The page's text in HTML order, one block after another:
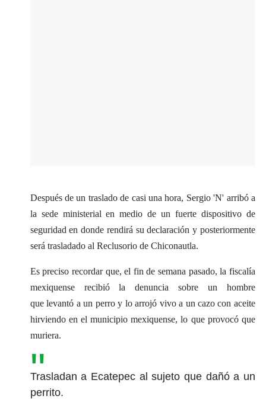
Después de un traslado de casi una hora, Sergio 'N' arribó a
la sede ministerial en medio de un fuerte dispositivo de
seguridad en donde rendirá su declaración y posteriormente
será trasladado al Reclusorio de Chiconautla.
Es preciso recordar que, el fin de semana pasado, la fiscalía
mexiquense recibió la denuncia sobre un hombre
que levantó a un perro y lo arrojó vivo a un cazo con aceite
hirviendo en el municipio mexiquense, lo que provocó que
muriera.
Trasladan a Ecatepec al sujeto que dañó a un
perrito.